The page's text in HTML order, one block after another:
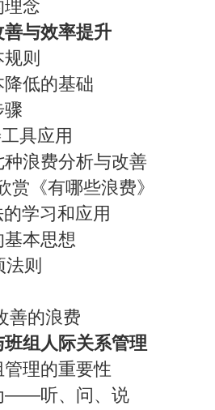
理念
与效率提升
则
低的基础
骤
具应用
浪费分析与改善
赏《有哪些浪费》
学习和应用
本思想
则
善的浪费
组人际关系管理
理的重要性
——听、问、说